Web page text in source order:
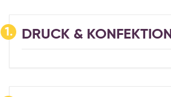
1. DRUCK & KONFEKTION